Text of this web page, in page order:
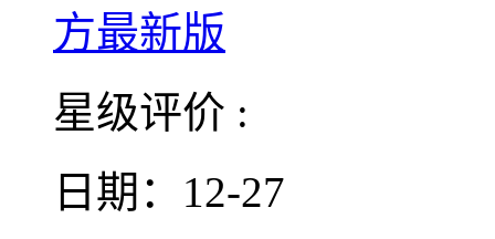
星级评价 :
日期：12-27